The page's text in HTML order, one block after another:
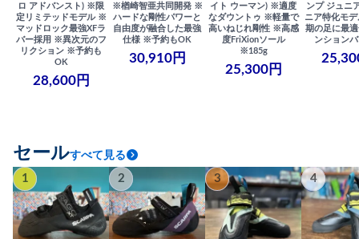
ロ アドバンスト) ※限
定リミテッドモデル ※
マッドロック最強XFラ
バー採用 ※異次元のフ
リクション ※予約も
OK
28,600円
※楢崎智亜共同開発 ※
ハードな剛性パワーと
自由度が融合した最強
仕様 ※予約もOK
30,910円
イト ウーマン) ※適度
なダウントゥ ※軽量で
高いねじれ剛性 ※高感
度FriXionソール
※185g
25,300円
ンプ ジュニ
ニア特化モ
期の足に最
ンション
セールすべて見る
1 2 3 4